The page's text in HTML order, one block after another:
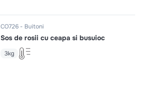
CO726 Buitoni
Sos de rosii cu ceapa si busuioc
3kg